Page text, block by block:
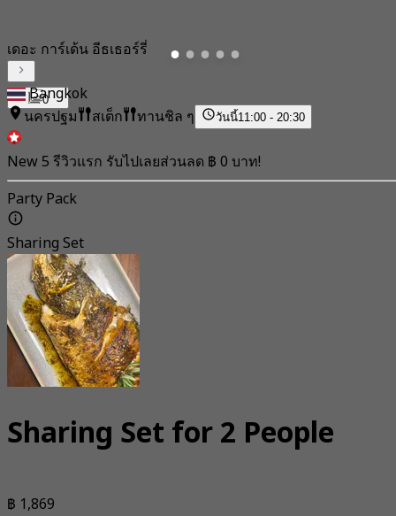
0
เดอะ การ์เด้น อีธเธอร์รี่
Bangkok
นครปฐม
สเต็ก ทานชิล ๆ วันนี้11:00 - 20:30
New 5 รีวิวแรก รับไปเลยส่วนลด ฿ 0 บาท!
Party Pack
Sharing Set
Sharing Set for 2 People
฿ 1,869